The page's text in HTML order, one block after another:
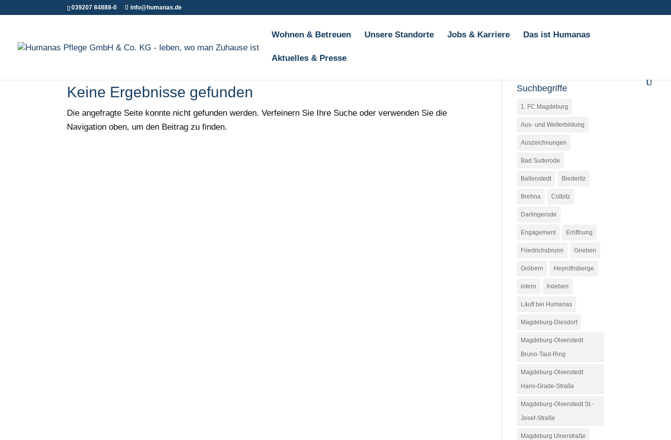
039207 84888-0 info@humanas.de
Wohnen & Betreuen Unsere Standorte Jobs & Karriere Das ist Humanas
Aktuelles & Presse
Keine Ergebnisse gefunden
Die angefragte Seite konnte nicht gefunden werden. Verfeinern Sie Ihre Suche oder verwenden Sie die
Navigation oben, um den Beitrag zu finden.
Suchbegriffe
1. FC Magdeburg
Aus- und Weiterbildung
Auszeichnungen
Bad Suderode
Ballenstedt Biederitz
Brehna Colbitz
Darlingerode
Engagement Eröffnung
Friedrichsbrunn Grieben
Gröbern Heyrothsberge
intern Irxleben
Läuft bei Humanas
Magdeburg-Diesdorf
Magdeburg-Olvenstedt
Bruno-Taut-Ring
Magdeburg-Olvenstedt
Hans-Grade-Straße
Magdeburg-Olvenstedt St.-
Josef-Straße
Magdeburg Ulnerstraße